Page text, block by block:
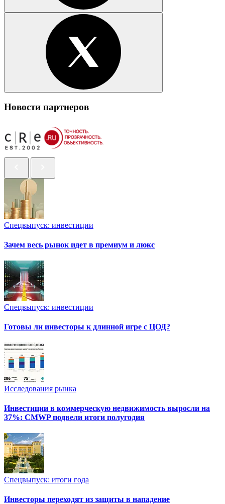
Новости партнеров
Спецвыпуск: инвестиции
Зачем весь рынок идет в премиум и люкс
Спецвыпуск: инвестиции
Готовы ли инвесторы к длинной игре с ЦОД?
Исследования рынка
Инвестиции в коммерческую недвижимость выросли на
37%: CMWP подвели итоги полугодия
Спецвыпуск: итоги года
Инвесторы переходят из защиты в нападение